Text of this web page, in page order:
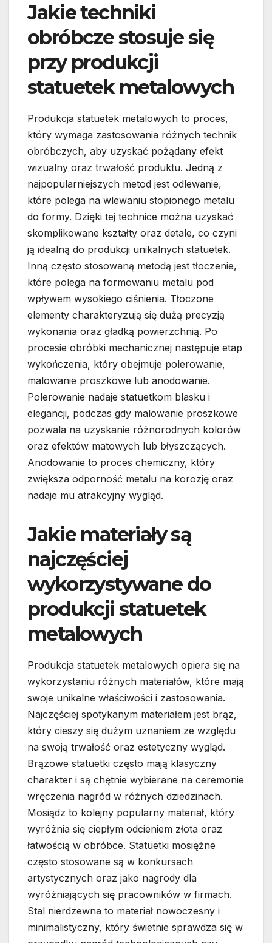
Jakie techniki
obróbcze stosuje się
przy produkcji
statuetek metalowych
Produkcja statuetek metalowych to proces,
który wymaga zastosowania różnych technik
obróbczych, aby uzyskać pożądany efekt
wizualny oraz trwałość produktu. Jedną z
najpopularniejszych metod jest odlewanie,
które polega na wlewaniu stopionego metalu
do formy. Dzięki tej technice można uzyskać
skomplikowane kształty oraz detale, co czyni
ją idealną do produkcji unikalnych statuetek.
Inną często stosowaną metodą jest tłoczenie,
które polega na formowaniu metalu pod
wpływem wysokiego ciśnienia. Tłoczone
elementy charakteryzują się dużą precyzją
wykonania oraz gładką powierzchnią. Po
procesie obróbki mechanicznej następuje etap
wykończenia, który obejmuje polerowanie,
malowanie proszkowe lub anodowanie.
Polerowanie nadaje statuetkom blasku i
elegancji, podczas gdy malowanie proszkowe
pozwala na uzyskanie różnorodnych kolorów
oraz efektów matowych lub błyszczących.
Anodowanie to proces chemiczny, który
zwiększa odporność metalu na korozję oraz
nadaje mu atrakcyjny wygląd.
Jakie materiały są
najczęściej
wykorzystywane do
produkcji statuetek
metalowych
Produkcja statuetek metalowych opiera się na
wykorzystaniu różnych materiałów, które mają
swoje unikalne właściwości i zastosowania.
Najczęściej spotykanym materiałem jest brąz,
który cieszy się dużym uznaniem ze względu
na swoją trwałość oraz estetyczny wygląd.
Brązowe statuetki często mają klasyczny
charakter i są chętnie wybierane na ceremonie
wręczenia nagród w różnych dziedzinach.
Mosiądz to kolejny popularny materiał, który
wyróżnia się ciepłym odcieniem złota oraz
łatwością w obróbce. Statuetki mosiężne
często stosowane są w konkursach
artystycznych oraz jako nagrody dla
wyróżniających się pracowników w firmach.
Stal nierdzewna to materiał nowoczesny i
minimalistyczny, który świetnie sprawdza się w